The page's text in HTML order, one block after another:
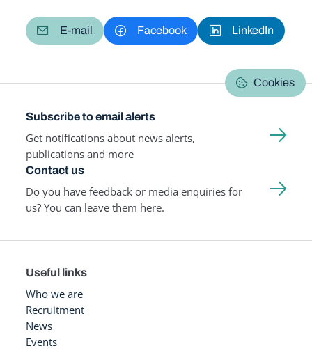
E-mail Facebook LinkedIn
Cookies
Subscribe to email alerts
Get notifications about news alerts,
publications and more
Contact us
Do you have feedback or media enquiries for
us? You can leave them here.
Useful links
Who we are
Recruitment
News
Events